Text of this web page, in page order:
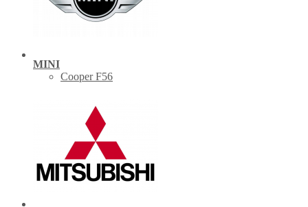
MINI
Cooper F56